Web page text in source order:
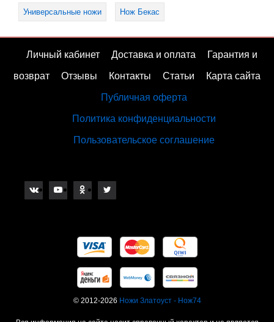
Универсальные ножи Нож Бекас
Личный кабинет Доставка и оплата Гарантия и
возврат Отзывы Контакты Статьи Карта сайта
Публичная оферта
Политика конфиденциальности
Пользовательское соглашение
© 2012-2026 Ножи Златоуст - Нож74